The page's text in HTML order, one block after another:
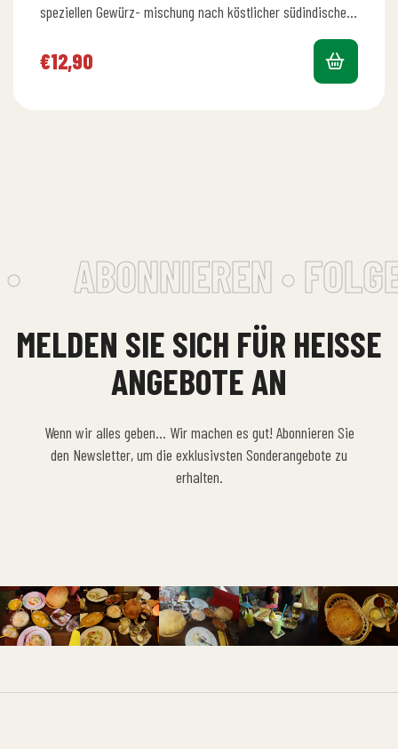
speziellen Gewürz- mischung nach köstlicher südindischer
€12,90
ABONNIEREN •
MELDEN SIE SICH FÜR HEISSE A
NGEBOTE AN
Wenn wir alles geben… Wir machen es gut! Abonnieren Sie
den Newsletter, um die exklusivsten Sonderangebote zu
erhalten.